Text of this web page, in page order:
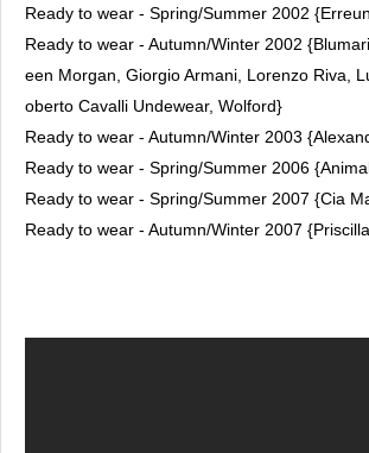
Ready to wear - Spring/Summer 2002
Ready to wear - Autumn/Winter 2002
een Morgan, Giorgio Armani, Lorenzo Riva,
oberto Cavalli Undewear, Wolford}
Ready to wear - Autumn/Winter 2003
Ready to wear - Spring/Summer 2006
Ready to wear - Spring/Summer 2007 {Cia
Ready to wear - Autumn/Winter 2007